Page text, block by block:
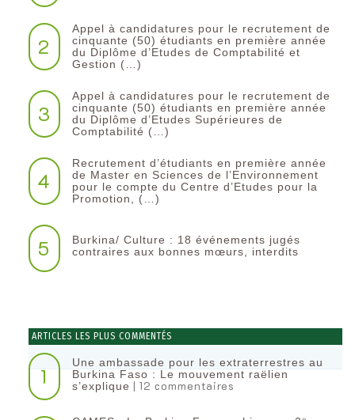
2
Appel à candidatures pour le recrutement de
cinquante (50) étudiants en première année
du Diplôme d’Etudes de Comptabilité et
Gestion (…)
3
Appel à candidatures pour le recrutement de
cinquante (50) étudiants en première année
du Diplôme d’Etudes Supérieures de
Comptabilité (…)
4
Recrutement d’étudiants en première année
de Master en Sciences de l’Environnement
pour le compte du Centre d’Etudes pour la
Promotion, (…)
5
Burkina/ Culture : 18 événements jugés
contraires aux bonnes mœurs, interdits
ARTICLES LES PLUS COMMENTÉS
1
Une ambassade pour les extraterrestres au
Burkina Faso : Le mouvement raëlien
s’explique | 12 commentaires